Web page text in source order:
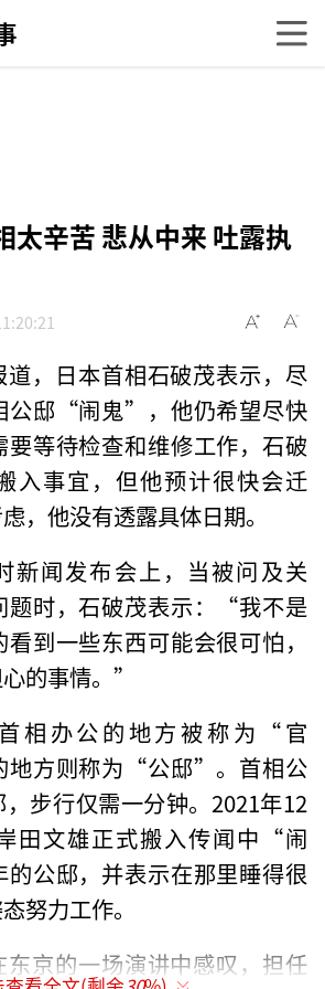
太辛苦 悲从中来 吐露执
道，日本首相石破茂表示，尽
公邸“闹鬼”，他仍希望尽快
等待检查和维修工作，石破
入事宜，但他预计很快会迁
，他没有透露具体日期。
新闻发布会上，当被问及关
时，石破茂表示：“我不是
到一些东西可能会很可怕，
的事情。”
相办公的地方被称为“官
地方则称为“公邸”。首相公
步行仅需一分钟。2021年12
田文雄正式搬入传闻中“闹
公邸，并表示在那里睡得很
努力工作。
东京的一场演讲中感叹，担任